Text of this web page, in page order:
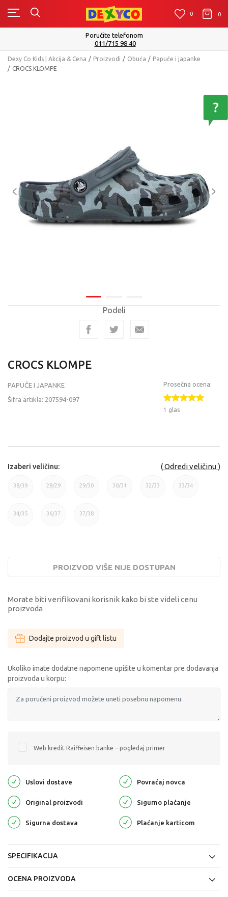
0 0 0
Poručite telefonom
011/715 98 40
Dexy Co Kids | Akcija & Cena Proizvodi Obuća
Papuče i japanke
CROCS KLOMPE
Podeli
CROCS KLOMPE
PAPUČE I JAPANKE
Šifra artikla: 207594-097
Prosečna ocena:
1 glas
Odredi veličinu
Izaberi veličinu:
38/39 28/29 29/30 30/31 32/33 33/34
34/35
36/37 37/38
PROIZVOD VIŠE NIJE DOSTUPAN
Morate biti verifikovani korisnik kako bi ste videli cenu
proizvoda
Dodajte proizvod u gift listu
Ukoliko imate dodatne napomene upišite u komentar pre dodavanja
proizvoda u korpu:
Web kredit Raiffeisen banke – pogledaj primer
Uslovi dostave Povraćaj novca
Original proizvodi Sigurno plaćanje
Sigurna dostava Plaćanje karticom
SPECIFIKACIJA
OCENA PROIZVODA